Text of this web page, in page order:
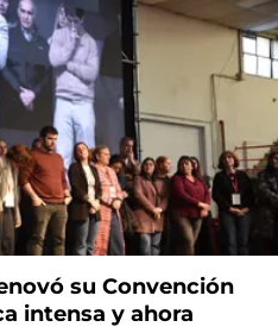
su Convención
intensa y ahora